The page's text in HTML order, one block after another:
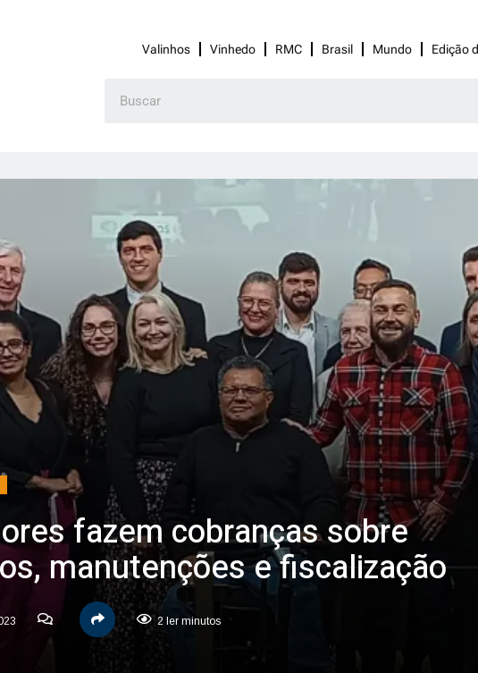
Valinhos Vinhedo RMC Brasil Mundo Edição
fazem cobranças sobre
manutenções e fiscalização
2 ler minutos